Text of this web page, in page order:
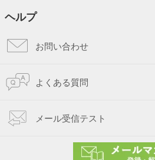
ヘルプ
お問い合わせ
よくある質問
メール受信テスト